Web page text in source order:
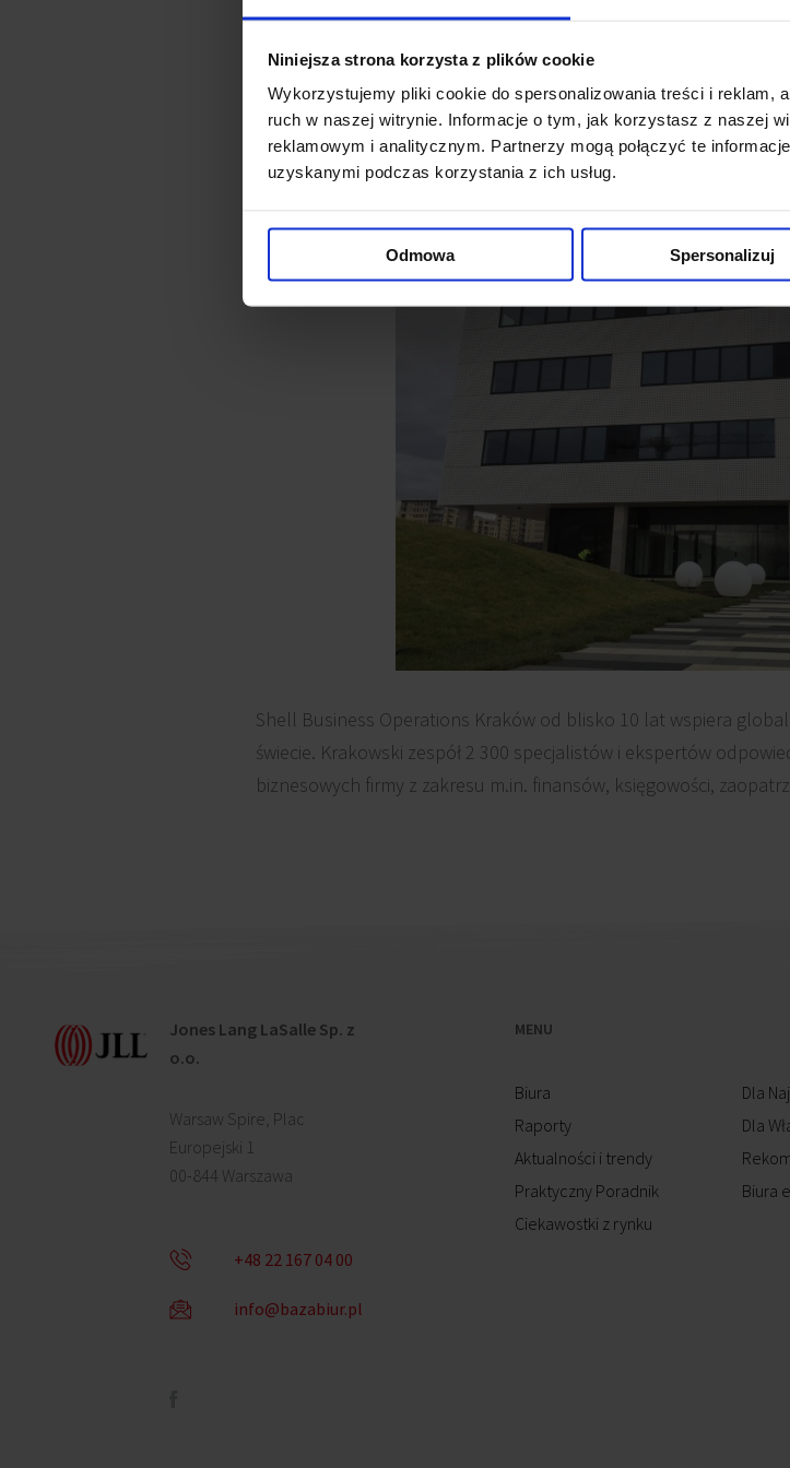
Niniejsza strona korzysta z plików cookie
Wykorzystujemy pliki cookie do spersonalizowania treści i reklam,
ruch w naszej witrynie. Informacje o tym, jak korzystasz z naszej
reklamowym i analitycznym. Partnerzy mogą połączyć te
uzyskanymi podczas korzystania z ich usług.
Odmowa Spersonalizuj
zrównoważonego.
poszukiwania powierzchni i negocjacjach firmę Shell wspierali
Shell Business Operations Kraków od blisko 10 lat wspiera
świecie. Krakowski zespół 2 300 specjalistów i ekspertów
biznesowych firmy z zakresu m.in. finansów, księgowości,
Jones Lang LaSalle Sp. z
o.o.
Warsaw Spire, Plac
Europejski 1
00-844 Warszawa
+48 22 167 04 00
info@bazabiur.pl
MENU
Biura
Raporty
Aktualności i trendy
Praktyczny Poradnik
Ciekawostki z rynku
Dla
Dla
Biura